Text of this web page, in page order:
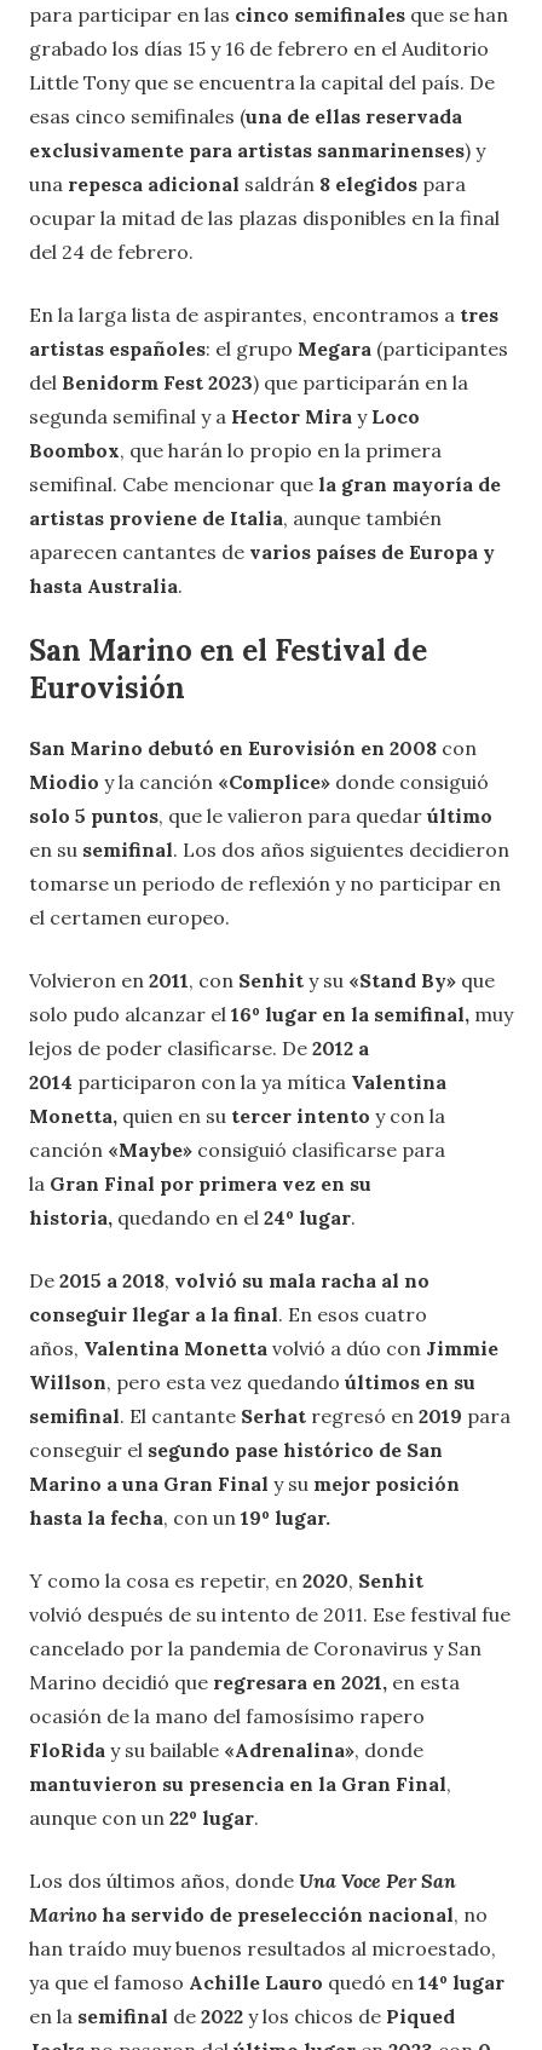
para participar en las cinco semifinales que se han
grabado los días 15 y 16 de febrero en el Auditorio
Little Tony que se encuentra la capital del país. De
esas cinco semifinales (una de ellas reservada
exclusivamente para artistas sanmarinenses) y
una repesca adicional saldrán 8 elegidos para
ocupar la mitad de las plazas disponibles en la final
del 24 de febrero.
En la larga lista de aspirantes, encontramos a tres
artistas españoles: el grupo Megara (participantes
del Benidorm Fest 2023) que participarán en la
segunda semifinal y a Hector Mira y Loco
Boombox, que harán lo propio en la primera
semifinal. Cabe mencionar que la gran mayoría de
artistas proviene de Italia, aunque también
aparecen cantantes de varios países de Europa y
hasta Australia.
San Marino en el Festival de
Eurovisión
San Marino debutó en Eurovisión en 2008 con
Miodio y la canción «Complice» donde consiguió
solo 5 puntos, que le valieron para quedar último
en su semifinal. Los dos años siguientes decidieron
tomarse un periodo de reflexión y no participar en
el certamen europeo.
Volvieron en 2011, con Senhit y su «Stand By» que
solo pudo alcanzar el 16º lugar en la semifinal, muy
lejos de poder clasificarse. De 2012 a
2014 participaron con la ya mítica Valentina
Monetta, quien en su tercer intento y con la
canción «Maybe» consiguió clasificarse para
la Gran Final por primera vez en su
historia, quedando en el 24º lugar.
De 2015 a 2018, volvió su mala racha al no
conseguir llegar a la final. En esos cuatro
años, Valentina Monetta volvió a dúo con Jimmie
Willson, pero esta vez quedando últimos en su
semifinal. El cantante Serhat regresó en 2019 para
conseguir el segundo pase histórico de San
Marino a una Gran Final y su mejor posición
hasta la fecha, con un 19º lugar.
Y como la cosa es repetir, en 2020, Senhit
volvió después de su intento de 2011. Ese festival fue
cancelado por la pandemia de Coronavirus y San
Marino decidió que regresara en 2021, en esta
ocasión de la mano del famosísimo rapero
FloRida y su bailable «Adrenalina», donde
mantuvieron su presencia en la Gran Final,
aunque con un 22º lugar.
Los dos últimos años, donde Una Voce Per San
Marino ha servido de preselección nacional, no
han traído muy buenos resultados al microestado,
ya que el famoso Achille Lauro quedó en 14º lugar
en la semifinal de 2022 y los chicos de Piqued